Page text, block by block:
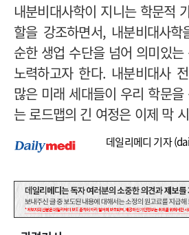
내분비대사학이 지니는 학문적
할을 강조하면서, 내분비대사
순한 생업 수단을 넘어 의미있
노력하고자 한다. 내분비대사
많은 미래 세대들이 우리 학문
는 로드맵의 긴 여정은 이제 막
데일리메디 기자 (